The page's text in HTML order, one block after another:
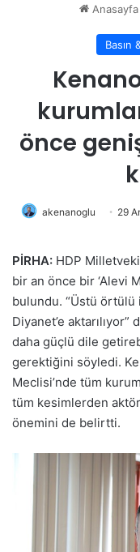
Anasayfa
Basın
önce
akenanoglu 29
PİRHA: HDP
bir an önce bir ‘Alevi
bulundu. “Üstü
Diyanet’e
daha güçlü dile
gerektiğini söyledi.
Meclisi’nde tüm
tüm kesimlerden
önemini de belirtti.